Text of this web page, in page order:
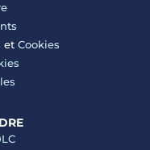
et Cookies